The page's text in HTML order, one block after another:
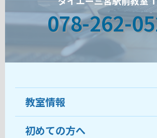
078-262-
教室情報
教室について
初めての方へ